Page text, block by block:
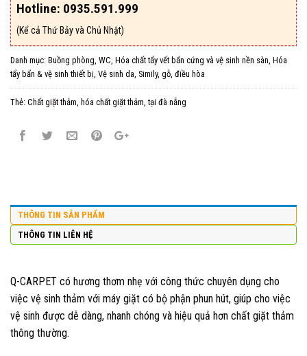
Hotline: 0935.591.999
(Kể cả Thứ Bảy và Chủ Nhật)
Danh mục: Buồng phòng, WC, Hóa chất tẩy vết bẩn cứng và vệ sinh nền sàn, Hóa
tẩy bẩn & vệ sinh thiết bị, Vệ sinh da, Simily, gỗ, điều hòa
Thẻ: Chất giặt thảm, hóa chất giặt thảm,tại đà nẵng
THÔNG TIN SẢN PHẨM
THÔNG TIN LIÊN HỆ
Q-CARPET có hương thơm nhẹ với công thức chuyên dụng cho
việc vệ sinh thảm với máy giặt có bộ phận phun hút, giúp cho việc
vệ sinh được dễ dàng, nhanh chóng và hiệu quả hơn chất giặt thảm
thông thường.